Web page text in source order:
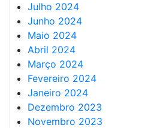
Julho 2024
Junho 2024
Maio 2024
Abril 2024
Março 2024
Fevereiro 2024
Janeiro 2024
Dezembro 2023
Novembro 2023